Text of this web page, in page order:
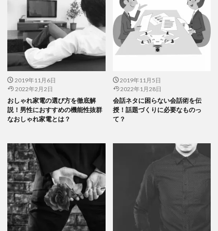
2019年11月6日
2022年2月2日
おしゃれ家電の選び方を徹底解
説！男性におすすめの機能性抜群
なおしゃれ家電とは？
2019年11月5日
2022年1月28日
会話ネタに困らない会話術を伝
授！話題づくりに必要なものっ
て？